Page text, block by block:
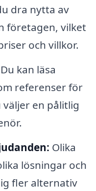
dra nytta av
företagen, vilket
och villkor.
Du kan läsa
referenser för
en pålitlig
Olika
lösningar och
fler alternativ